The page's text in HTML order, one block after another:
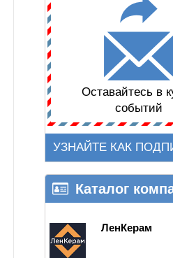
Оставайтесь в
событий
УЗНАЙТЕ КАК
Каталог
ЛенКерам